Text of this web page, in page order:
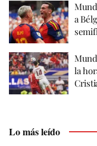
a
la
Lo más leído